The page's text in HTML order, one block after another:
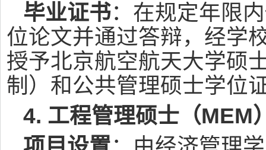
毕业证书：在规定年限
位论文并通过答辩，经学
授予北京航空航天大学硕
制）和公共管理硕士学位
4. 工程管理硕士（MEM